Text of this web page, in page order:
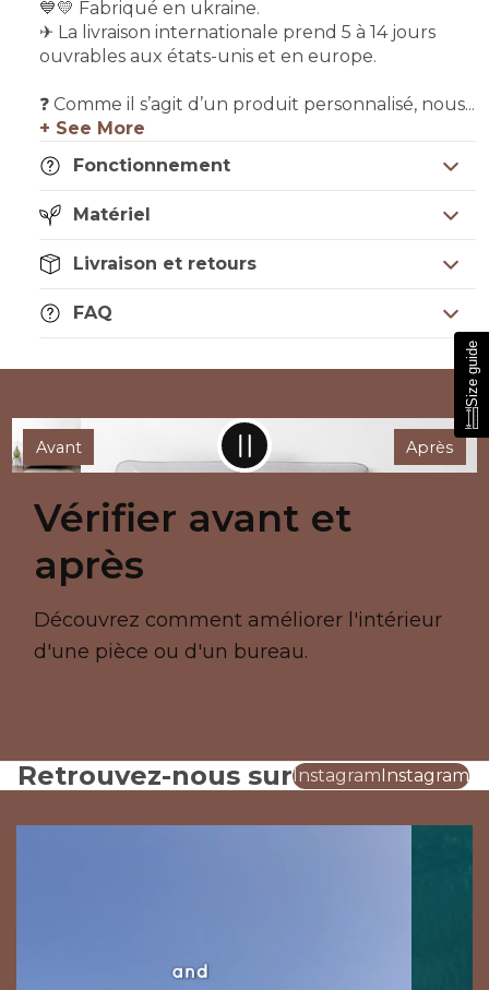
💙💛 Fabriqué en ukraine.
✈ La livraison internationale prend 5 à 14 jours
ouvrables aux états-unis et en europe.
❓ Comme il s’agit d’un produit personnalisé, nous...
+ See More
Fonctionnement
Matériel
Livraison et retours
FAQ
Après
Avant
Vérifier avant et
après
Découvrez comment améliorer l'intérieur
d'une pièce ou d'un bureau.
Retrouvez-nous surInstagramInstagram
Size guide